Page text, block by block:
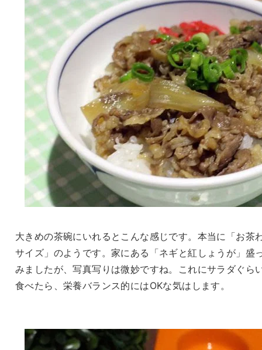
大きめの茶碗にいれるとこんな感じです。本当に「お茶
サイズ」のようです。家にある「ネギと紅しょうが」盛
みましたが、写真写りは微妙ですね。これにサラダぐら
食べたら、栄養バランス的にはOKな気はします。